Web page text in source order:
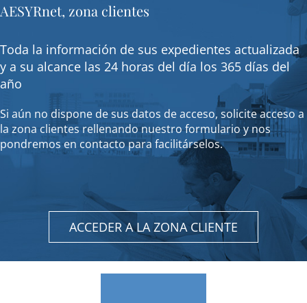
AESYRnet, zona clientes
Toda la información de sus expedientes actualizada
y a su alcance las 24 horas del día los 365 días del
año
Si aún no dispone de sus datos de acceso, solicite acceso a
la zona clientes rellenando nuestro formulario y nos
pondremos en contacto para facilitárselos.
ACCEDER A LA ZONA CLIENTE